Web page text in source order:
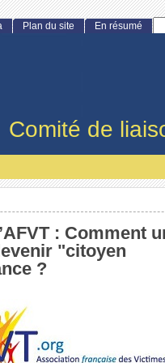
Comité de
: Comment
"citoyen
?
Plan du site En résumé